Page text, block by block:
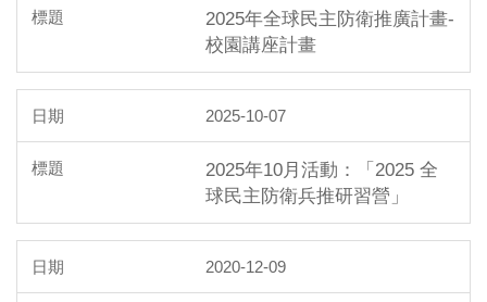
2025年全球民主防衛推廣計畫-
校園講座計畫
2025-10-07
2025年10月活動：「2025 全
球民主防衛兵推研習營」
2020-12-09